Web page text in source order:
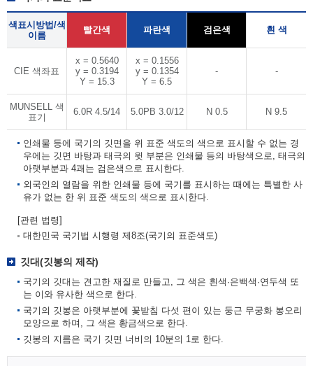
색표시방법/색
이름
빨간색 파란색 검은색 흰 색
CIE 색좌표
x = 0.5640
y = 0.3194
Y = 15.3
x = 0.1556
y = 0.1354
Y = 6.5
- -
MUNSELL 색
표기
6.0R 4.5/14 5.0PB 3.0/12 N 0.5 N 9.5
인쇄물 등에 국기의 깃면을 위 표준 색도의 색으로 표시할 수 없는 경
우에는 깃면 바탕과 태극의 윗 부분은 인쇄물 등의 바탕색으로, 태극의
아랫부분과 4괘는 검은색으로 표시한다.
외국인의 열람을 위한 인쇄물 등에 국기를 표시하는 때에는 특별한 사
유가 없는 한 위 표준 색도의 색으로 표시한다.
[관련 법령]
대한민국 국기법 시행령 제8조(국기의 표준색도)
깃대(깃봉의 제작)
국기의 깃대는 견고한 재질로 만들고, 그 색은 흰색·은백색·연두색 또
는 이와 유사한 색으로 한다.
국기의 깃봉은 아랫부분에 꽃받침 다섯 편이 있는 둥근 무궁화 봉오리
모양으로 하며, 그 색은 황금색으로 한다.
깃봉의 지름은 국기 깃면 너비의 10분의 1로 한다.